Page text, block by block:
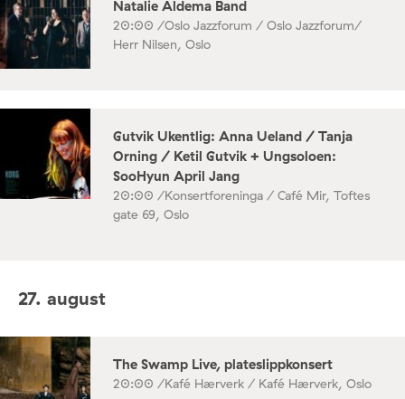
Natalie Aldema Band
20:00 /Oslo Jazzforum / Oslo Jazzforum/
Herr Nilsen, Oslo
Gutvik Ukentlig: Anna Ueland / Tanja
Orning / Ketil Gutvik + Ungsoloen:
SooHyun April Jang
20:00 /Konsertforeninga / Café Mir, Toftes
gate 69, Oslo
27. august
The Swamp Live, plateslippkonsert
20:00 /Kafé Hærverk / Kafé Hærverk, Oslo